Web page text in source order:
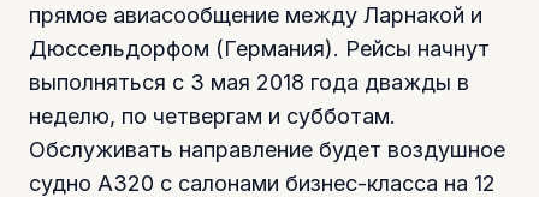
прямое авиасообщение между Ларнакой и
Дюссельдорфом (Германия). Рейсы начнут
выполняться с 3 мая 2018 года дважды в
неделю, по четвергам и субботам.
Обслуживать направление будет воздушное
судно A320 с салонами бизнес-класса на 12